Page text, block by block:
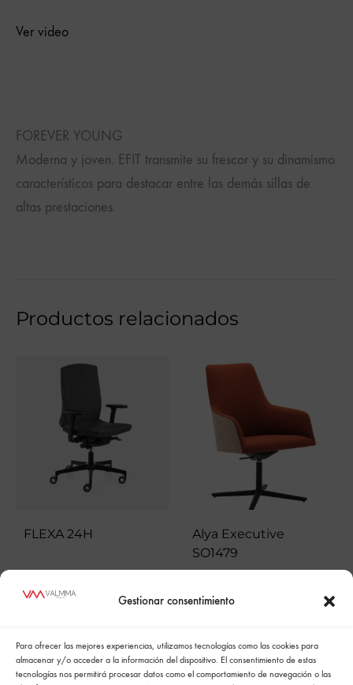
Gestionar consentimiento
Para ofrecer las mejores experiencias, utilizamos tecnologías como las cookies para
almacenar y/o acceder a la información del dispositivo. El consentimiento de estas
tecnologías nos permitirá procesar datos como el comportamiento de navegación o las
Ver video
FOREVER YOUNG
Moderna y joven. EFIT transmite su frescor y su dinamismo
característicos para destacar entre las demás sillas de
altas prestaciones.
Productos relacionados
FLEXA 24H
Alya Executive
SO1479